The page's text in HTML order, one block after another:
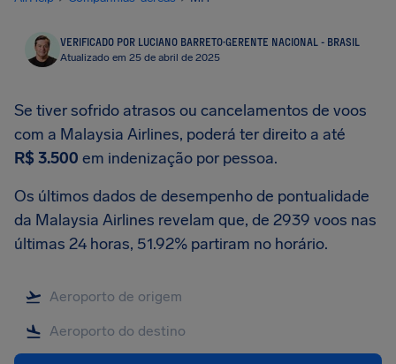
VERIFICADO POR LUCIANO BARRETO·GERENTE NACIONAL - BRASIL
Atualizado em 25 de abril de 2025
Se tiver sofrido atrasos ou cancelamentos de voos
com a Malaysia Airlines, poderá ter direito a até
R$ 3.500 em indenização por pessoa.
Os últimos dados de desempenho de pontualidade
da Malaysia Airlines revelam que, de 2939 voos nas
últimas 24 horas, 51.92% partiram no horário.